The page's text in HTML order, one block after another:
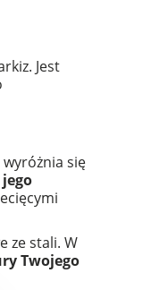
Jest
wyróżnia się
ze stali. W
Twojego